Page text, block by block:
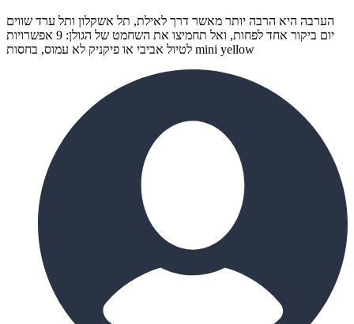
הערבה היא הרבה יותר מאשר דרך לאילת, תל אשקלון ותל ערד שווים
יום ביקור אחד לפחות, ואל תחמיצו את השחמט של הגולן: 9 אפשרויות
לטיול אביבי או פיקניק לא עמוס, בחסות mini yellow